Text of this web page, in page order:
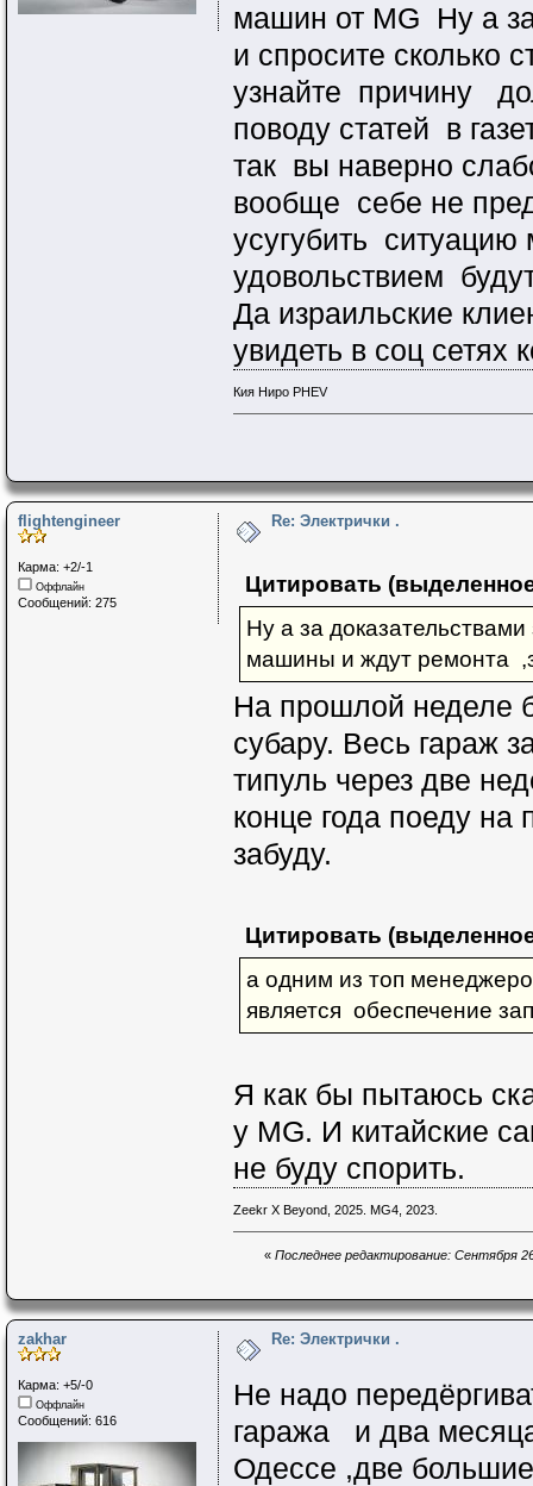
машин от MG Ну а
и спросите сколько
узнайте причину
поводу статей в
так вы наверно
вообще себе не
усугубить
удовольствием
Да израильские
увидеть в соц
Кия Ниро PHEV
flightengineer
Карма: +2/-1
Оффлайн
Сообщений: 275
Re: Электрички .
Цитировать
Ну а за
машины и ждут ремонта
На прошлой неделе
субару. Весь гараж
типуль через две
конце года поеду
забуду.
Цитировать
а одним из топ
является обеспечение
Я как бы пытаюсь
у MG. И китайские
не буду спорить.
Zeekr X Beyond, 2025. MG4, 2023.
« Последнее редактирование: Сентября
zakhar
Карма: +5/-0
Оффлайн
Сообщений: 616
Re: Электрички .
Не надо
гаража и два
Одессе ,две